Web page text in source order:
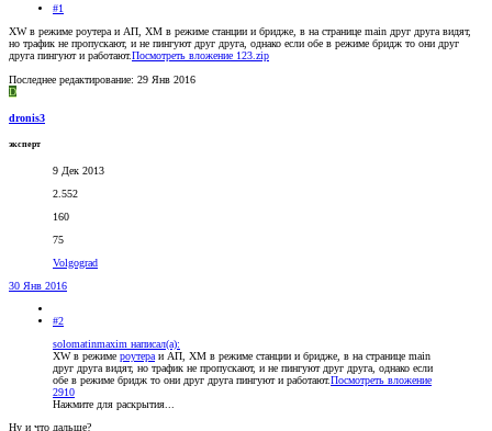
#1
XW в режиме роутера и АП, XM в режиме станции и бридже, в на странице main друг друга видят,
но трафик не пропускают, и не пингуют друг друга, однако если обе в режиме бридж то они друг
друга пингуют и работают.Посмотреть вложение 123.zip
Последнее редактирование: 29 Янв 2016
D
dronis3
эксперт
9 Дек 2013
2.552
160
75
Volgograd
30 Янв 2016
#2
solomatinmaxim написал(а):
XW в режиме роутера и АП, XM в режиме станции и бридже, в на странице main
друг друга видят, но трафик не пропускают, и не пингуют друг друга, однако если
обе в режиме бридж то они друг друга пингуют и работают.Посмотреть вложение
2910
Нажмите для раскрытия...
Ну и что дальше?